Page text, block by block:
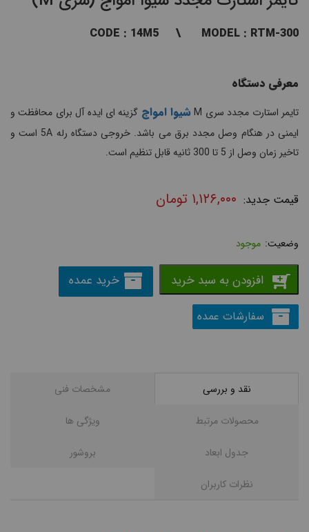
CODE : 14M5 \ MODEL : RTM-300
معرفی دستگاه
تایمر استارت مجدد سری M شیوا امواج گزینه ای ایده آل برای محافظت و
ایمنی در هنگام وصل مجدد برق می باشد. خروجی دستگاه رله 5A است و
تاخیر زمان وصل از 5 تا 300 ثانیه قابل تنظیم است.
۱,۱۲۶,۰۰۰ تومان
موجود
افزودن به سبد خرید خرید عمده
سفارشات عمده
نقد و بررسی مشخصات فنی
محصولات مرتبط ویژگی ها
جدول ابعاد بروشور
نظرات کاربران